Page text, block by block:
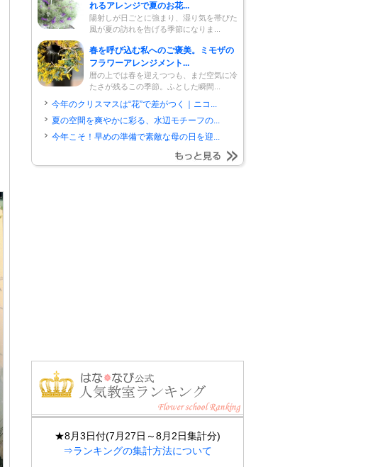
れるアレンジで夏のお花...
陽射しが日ごとに強まり、湿り気を帯びた
風が夏の訪れを告げる季節になりま...
春を呼び込む私へのご褒美。ミモザの
フラワーアレンジメント...
暦の上では春を迎えつつも、まだ空気に冷
たさが残るこの季節。ふとした瞬間...
今年のクリスマスは“花”で差がつく｜ニコ...
夏の空間を爽やかに彩る、水辺モチーフの...
今年こそ！早めの準備で素敵な母の日を迎...
★8月3日付(7月27日～8月2日集計分)
⇒ランキングの集計方法について